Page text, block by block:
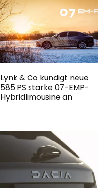
Lynk & Co kündigt neue
585 PS starke 07-EMP-
Hybridlimousine an